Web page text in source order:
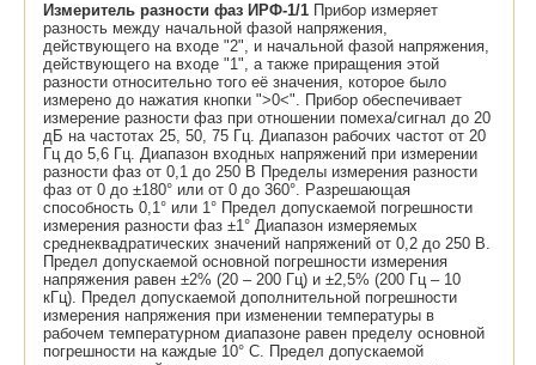
Измеритель разности фаз ИРФ-1/1 Прибор измеряет
разность между начальной фазой напряжения,
действующего на входе "2", и начальной фазой напряжения,
действующего на входе "1", а также приращения этой
разности относительно того её значения, которое было
измерено до нажатия кнопки ">0<". Прибор обеспечивает
измерение разности фаз при отношении помеха/сигнал до 20
дБ на частотах 25, 50, 75 Гц. Диапазон рабочих частот от 20
Гц до 5,6 Гц. Диапазон входных напряжений при измерении
разности фаз от 0,1 до 250 В Пределы измерения разности
фаз от 0 до ±180° или от 0 до 360°. Разрешающая
способность 0,1° или 1° Предел допускаемой погрешности
измерения разности фаз ±1° Диапазон измеряемых
среднеквадратических значений напряжений от 0,2 до 250 В.
Предел допускаемой основной погрешности измерения
напряжения равен ±2% (20 – 200 Гц) и ±2,5% (200 Гц – 10
кГц). Предел допускаемой дополнительной погрешности
измерения напряжения при изменении температуры в
рабочем температурном диапазоне равен пределу основной
погрешности на каждые 10° С. Предел допускаемой